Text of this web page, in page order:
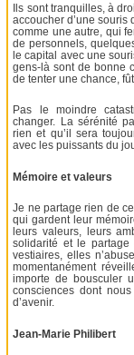
Ils sont tranquilles, à
accoucher d’une souris
comme une autre, qui
de personnels,
le capital avec une
gens-là sont de bonne
de tenter une chance,
Pas le moindre
changer. La sérénité
rien et qu’il sera
avec les puissants du
Mémoire et valeurs
Je ne partage rien de
qui gardent leur
leurs valeurs, leurs
solidarité et le
vestiaires, elles
momentanément
importe de bousculer
consciences dont
d’avenir.
Jean-Marie Philibert